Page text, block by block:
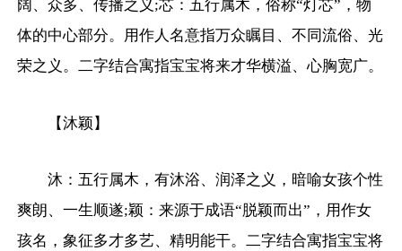
阔、众多、传播之义;芯：五行属木，俗称“灯芯”，物
体的中心部分。用作人名意指万众瞩目、不同流俗、光
荣之义。二字结合寓指宝宝将来才华横溢、心胸宽广。
【沐颖】
沐：五行属木，有沐浴、润泽之义，暗喻女孩个性
爽朗、一生顺遂;颖：来源于成语“脱颖而出”，用作女
孩名，象征多才多艺、精明能干。二字结合寓指宝宝将